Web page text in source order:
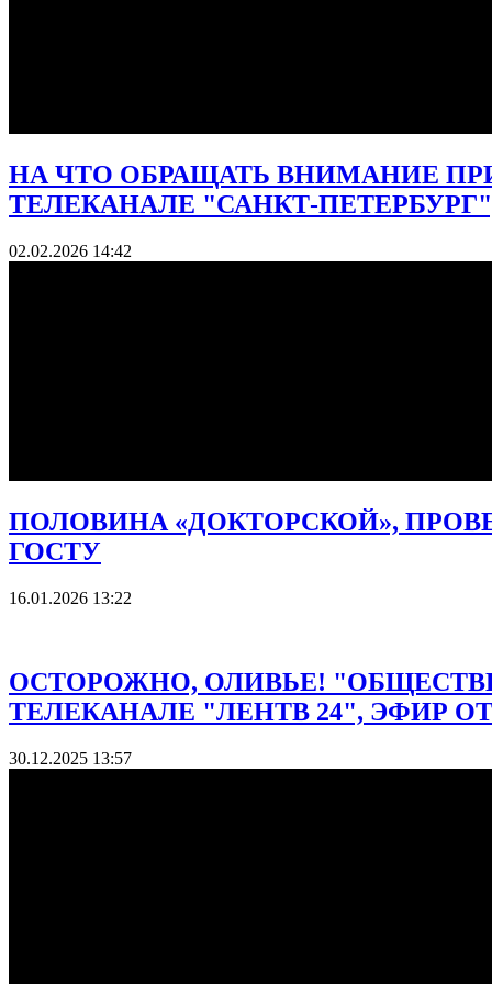
НА ЧТО ОБРАЩАТЬ ВНИМАНИЕ
ТЕЛЕКАНАЛЕ "САНКТ-ПЕТЕРБУРГ",
02.02.2026 14:42
ПОЛОВИНА «ДОКТОРСКОЙ»,
ГОСТУ
16.01.2026 13:22
ОСТОРОЖНО, ОЛИВЬЕ!
ТЕЛЕКАНАЛЕ "ЛЕНТВ 24", ЭФИР ОТ
30.12.2025 13:57